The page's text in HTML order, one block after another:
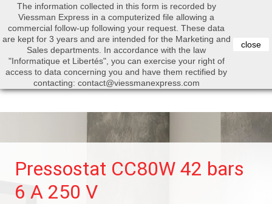
 
Search
Pressostat CC80W 42 bars
6 A 250 V
The information collected in this form is recorded by
Viessman Express in a computerized file allowing a
commercial follow-up following your request. These data
are kept for 3 years and are intended for the Marketing and
Sales departments. In accordance with the law
"Informatique et Libertés", you can exercise your right of
access to data concerning you and have them rectified by
contacting: contact@viessmanexpress.com
close